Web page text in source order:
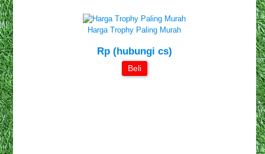
Harga Trophy Paling Murah
Rp (hubungi cs)
Beli